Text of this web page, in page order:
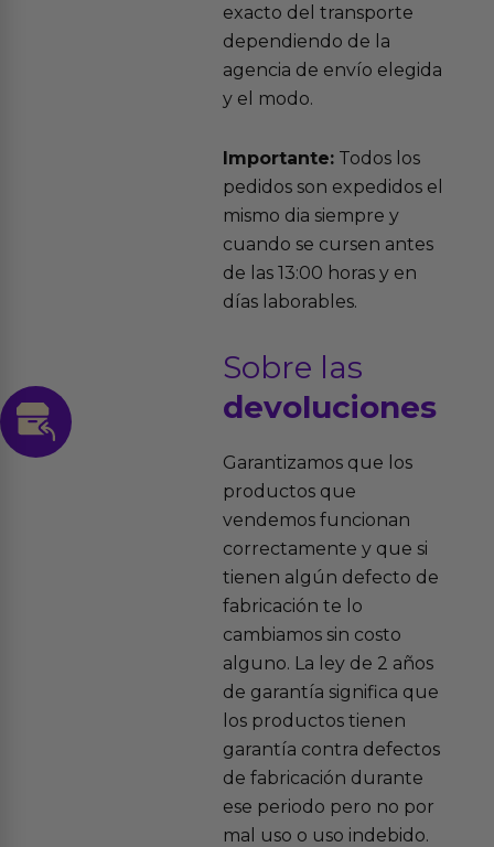
exacto del transporte
dependiendo de la
agencia de envío elegida
y el modo.
Importante:Todos los
pedidos son expedidos el
mismo dia siempre y
cuando se cursen antes
de las 13:00 horas y en
días laborables.
Sobre las
devoluciones
Garantizamos que los
productos que
vendemos funcionan
correctamente y que si
tienen algún defecto de
fabricación te lo
cambiamos sin costo
alguno. La ley de 2 años
de garantía significa que
los productos tienen
garantía contra defectos
de fabricación durante
ese periodo pero no por
mal uso o uso indebido.